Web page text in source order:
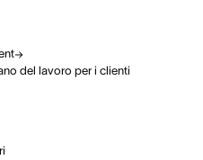
del lavoro per i clienti